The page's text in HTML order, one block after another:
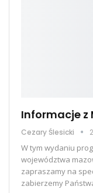
Informacje z
Cezary Ślesicki
W tym wydaniu
województwa
zapraszamy na
zabierzemy